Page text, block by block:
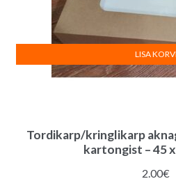
Tordikarp/kringlikarp
kartongist – 45
2.00€
LISA KORVI